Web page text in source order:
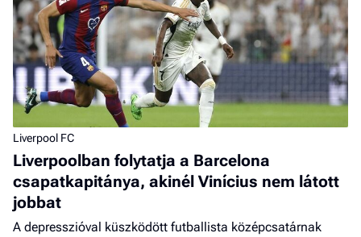
Liverpool FC
Liverpoolban folytatja a Barcelona
csapatkapitánya, akinél Vinícius nem látott
jobbat
A depresszióval küszködött futballista középcsatárnak